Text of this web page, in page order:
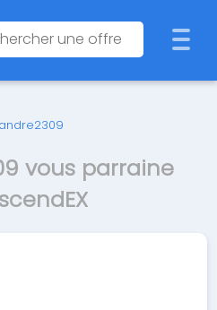
vous parraine